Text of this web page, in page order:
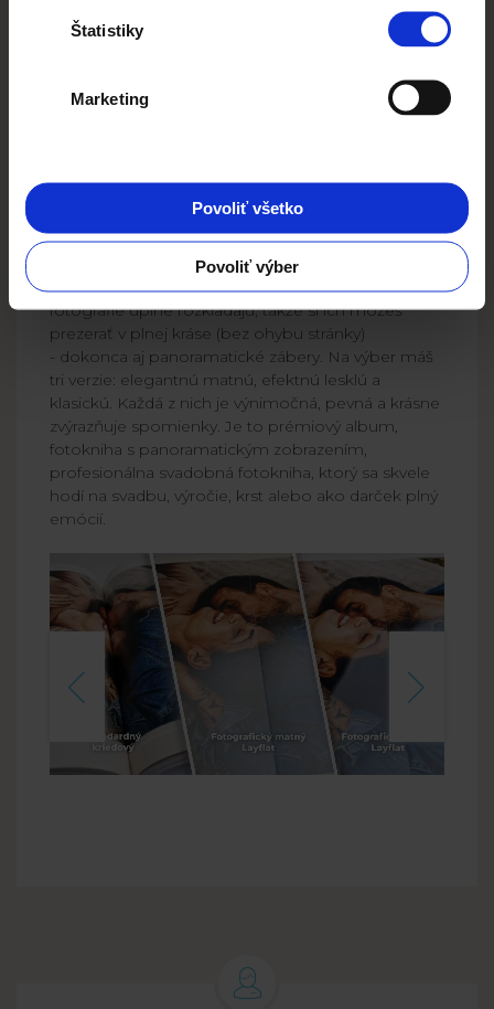
Štatistiky
Marketing
Povoliť všetko
Povoliť výber
fotoknihu Layflat
Fotokniha layflat je niečo viac než obyčajný
fotokniha - je to spomienka, ktorá robí efekt WOW
už od prvej stránky. Vďaka špeciálnej väzbe sa
fotografie úplne rozkladajú, takže si ich môžeš
prezerať v plnej kráse (bez ohybu stránky)
- dokonca aj panoramatické zábery. Na výber máš
tri verzie: elegantnú matnú, efektnú lesklú a
klasickú. Každá z nich je výnimočná, pevná a krásne
zvýrazňuje spomienky. Je to prémiový album,
fotokniha s panoramatickým zobrazením,
profesionálna svadobná fotokniha, ktorý sa skvele
hodí na svadbu, výročie, krst alebo ako darček plný
emócií.